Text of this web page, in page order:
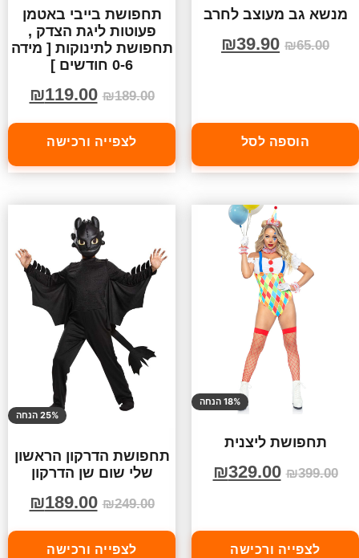
מנשא גב מעוצב לחרב
₪65.00
₪39.90
הוספה לסל
תחפושת בייבי באטמן
פעוטות ליגת הצדק ,
תחפושת לתינוקות [ מידה
0-6 חודשים ]
₪189.00
₪119.00
לצפייה ורכישה
18% הנחה
תחפושת ליצנית
₪399.00
₪329.00
לצפייה ורכישה
25% הנחה
תחפושת הדרקון הראשון
שלי שום שן הדרקון
₪249.00
₪189.00
לצפייה ורכישה